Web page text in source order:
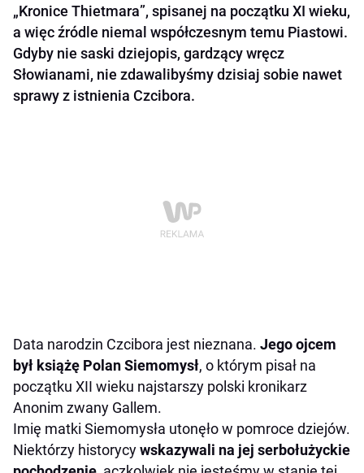
„Kronice Thietmara”, spisanej na początku XI wieku,
a więc źródle niemal współczesnym temu Piastowi.
Gdyby nie saski dziejopis, gardzący wręcz
Słowianami, nie zdawalibyśmy dzisiaj sobie nawet
sprawy z istnienia Czcibora.
Data narodzin Czcibora jest nieznana. Jego ojcem
był książę Polan Siemomysł, o którym pisał na
początku XII wieku najstarszy polski kronikarz
Anonim zwany Gallem.
Imię matki Siemomysła utonęło w pomroce dziejów.
Niektórzy historycywskazywali na jej serbołużyckie